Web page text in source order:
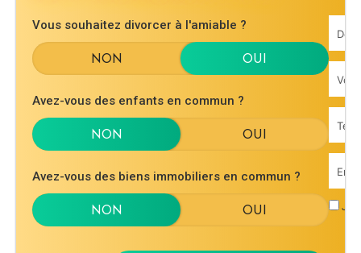
Vous souhaitez divorcer à l'amiable ?
Avez-vous des enfants en commun ?
Avez-vous des biens immobiliers en commun ?